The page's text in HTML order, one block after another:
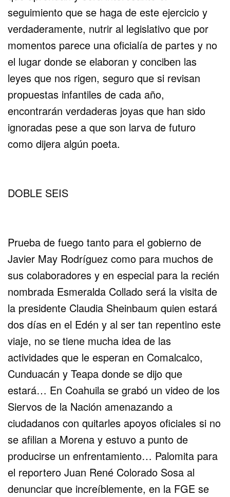
seguimiento que se haga de este ejercicio y
verdaderamente, nutrir al legislativo que por
momentos parece una oficialía de partes y no
el lugar donde se elaboran y conciben las
leyes que nos rigen, seguro que si revisan
propuestas infantiles de cada año,
encontrarán verdaderas joyas que han sido
ignoradas pese a que son larva de futuro
como dijera algún poeta.
DOBLE SEIS
Prueba de fuego tanto para el gobierno de
Javier May Rodríguez como para muchos de
sus colaboradores y en especial para la recién
nombrada Esmeralda Collado será la visita de
la presidente Claudia Sheinbaum quien estará
dos días en el Edén y al ser tan repentino este
viaje, no se tiene mucha idea de las
actividades que le esperan en Comalcalco,
Cunduacán y Teapa donde se dijo que
estará… En Coahuila se grabó un video de los
Siervos de la Nación amenazando a
ciudadanos con quitarles apoyos oficiales si no
se afilian a Morena y estuvo a punto de
producirse un enfrentamiento… Palomita para
el reportero Juan René Colorado Sosa al
denunciar que increíblemente, en la FGE se